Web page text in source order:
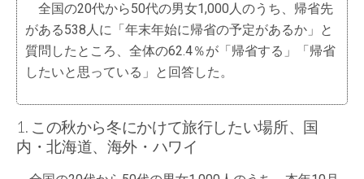
全国の20代から50代の男女1,000人のうち、帰省先
がある538人に「年末年始に帰省の予定があるか」と
質問したところ、全体の62.4％が「帰省する」「帰省
したいと思っている」と回答した。
1. この秋から冬にかけて旅行したい場所、国
内・北海道、海外・ハワイ